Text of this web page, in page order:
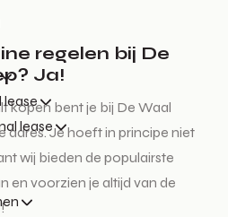
lease
lease
regelen bij De
Ja!
kopen bent je bij De Waal
adres. Je hoeft in principe niet
wij bieden de populairste
en voorzien je altijd van de